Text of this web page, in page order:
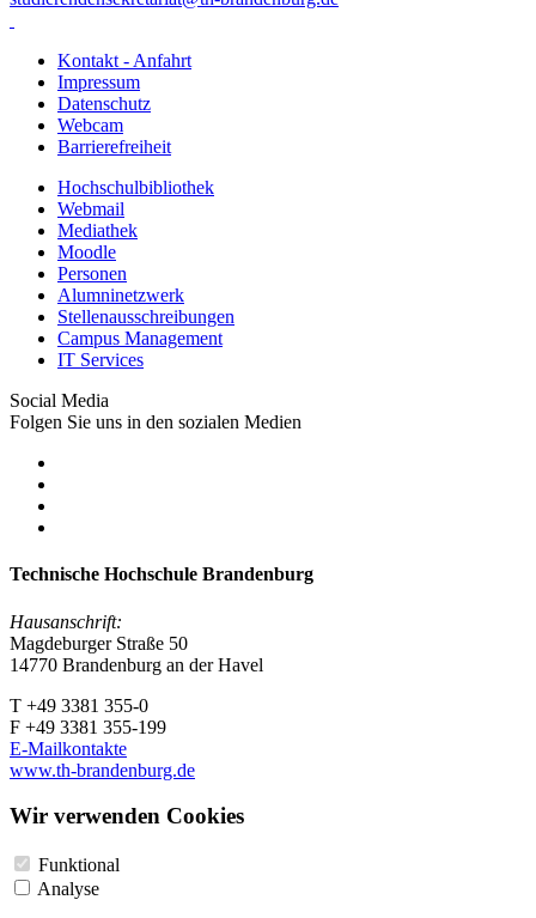
Kontakt - Anfahrt
Impressum
Datenschutz
Webcam
Barrierefreiheit
Hochschulbibliothek
Webmail
Mediathek
Moodle
Personen
Alumninetzwerk
Stellenausschreibungen
Campus Management
IT Services
Social Media
Folgen Sie uns in den sozialen Medien
Technische Hochschule Brandenburg
Hausanschrift:
Magdeburger Straße 50
14770 Brandenburg an der Havel
T +49 3381 355-0
F +49 3381 355-199
E-Mailkontakte
www.th-brandenburg.de
Wir verwenden Cookies
Funktional
Analyse